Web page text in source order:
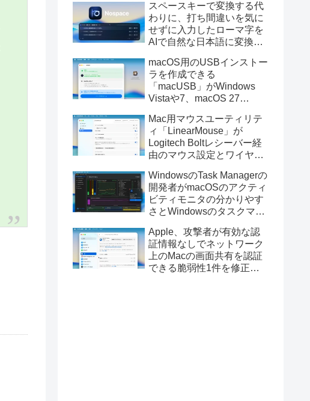
画の質問やAsk ChatGPT機
能を追加。
スペースキーで変換する代
わりに、打ち間違いを気に
せずに入力したローマ字を
AIで自然な日本語に変換し
力アプリ「Nospace」がリ
リース。
macOS用のUSBインストー
ラを作成できる
「macUSB」がWindows
Vistaや7、macOS 27
トーラの作成に対応。
Mac用マウスユーティリテ
ィ「LinearMouse」が
Logitech Boltレシーバー経
由のマウス設定とワイヤレ
ックボールに対応。
WindowsのTask Managerの
開発者がmacOSのアクティ
ビティモニタの分かりやす
さとWindowsのタスクマネ
Mac用システムモニタアプ
リ「Task Manager TMOG」
のBeta版を公開。
Apple、攻撃者が有効な認
証情報なしでネットワーク
上のMacの画面共有を認証
できる脆弱性1件を修正し